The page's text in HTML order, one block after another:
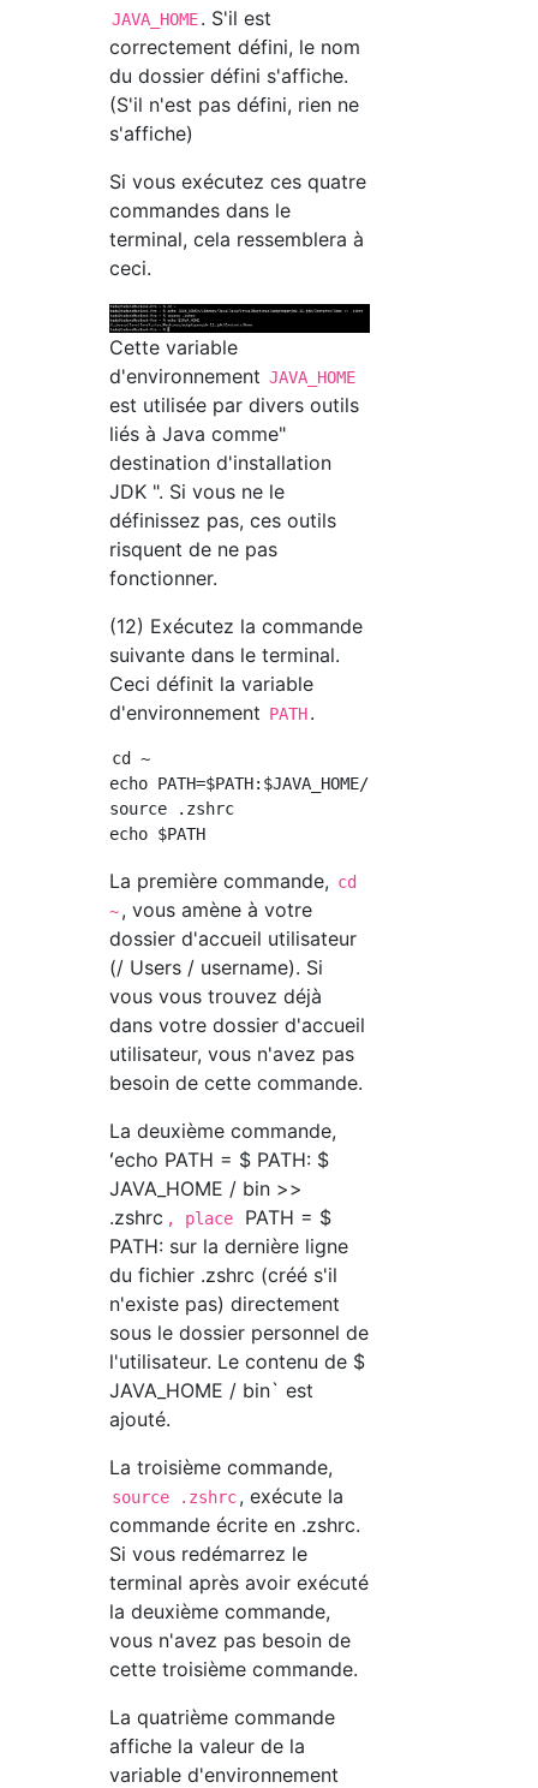
JAVA_HOME. S'il est
correctement défini, le nom
du dossier défini s'affiche.
(S'il n'est pas défini, rien ne
s'affiche)
Si vous exécutez ces quatre
commandes dans le
terminal, cela ressemblera à
ceci.
Cette variable
d'environnement JAVA_HOME
est utilisée par divers outils
liés à Java comme"
destination d'installation
JDK ". Si vous ne le
définissez pas, ces outils
risquent de ne pas
fonctionner.
(12) Exécutez la commande
suivante dans le terminal.
Ceci définit la variable
d'environnement PATH.
cd ~
echo PATH=$PATH:$JAVA_HOME/bin >> .zshrc
source .zshrc
La première commande, cd
~, vous amène à votre
dossier d'accueil utilisateur
(/ Users / username). Si
vous vous trouvez déjà
dans votre dossier d'accueil
utilisateur, vous n'avez pas
besoin de cette commande.
La deuxième commande,
ʻecho PATH = $ PATH: $
JAVA_HOME / bin >>
.zshrc , place
PATH = $
PATH: sur la dernière ligne
du fichier .zshrc (créé s'il
n'existe pas) directement
sous le dossier personnel de
l'utilisateur. Le contenu de $
JAVA_HOME / bin` est
ajouté.
La troisième commande,
source .zshrc, exécute la
commande écrite en .zshrc.
Si vous redémarrez le
terminal après avoir exécuté
la deuxième commande,
vous n'avez pas besoin de
cette troisième commande.
La quatrième commande
affiche la valeur de la
variable d'environnement